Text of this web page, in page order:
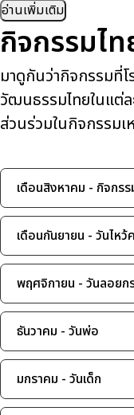
อ่านเพิ่มเติม
กิจกรรมไ
มาดูกันว่ากิจกรรมที่
วัฒนธรรมไทยในแต่ล
ส่วนร่วมในกิจกรรมเ
เดือนสิงหาคม - กิจกร
เดือนกันยายน - วันไหว้
พฤศจิกายน - วันลอยก
ธันวาคม - วันพ่อ
มกราคม - วันเด็ก